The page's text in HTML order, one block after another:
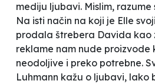
mediju ljubavi. Mislim,
Na isti način na koji je Elle
prodala štrebera Davida kao
reklame nam nude
neodoljive i preko potrebne.
Luhmann kažu o ljubavi, lako